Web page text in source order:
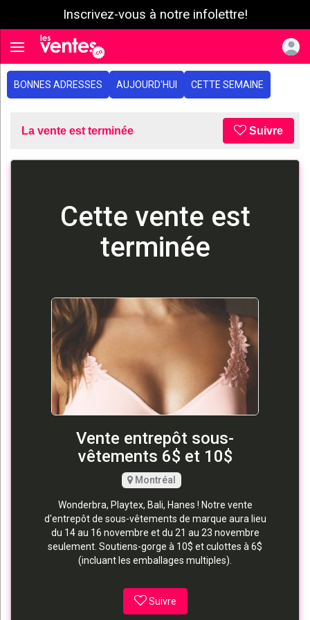
Inscrivez-vous à notre infolettre!
Toggle navigation
BONNES ADRESSES AUJOURD'HUI CETTE SEMAINE
La vente est terminée Suivre
Cette vente est
terminée
Vente entrepôt sous-
vêtements 6$ et 10$
Montréal
Wonderbra, Playtex, Bali, Hanes ! Notre vente
d'entrepôt de sous-vêtements de marque aura lieu
du 14 au 16 novembre et du 21 au 23 novembre
seulement. Soutiens-gorge à 10$ et culottes à 6$
(incluant les emballages multiples).
Suivre